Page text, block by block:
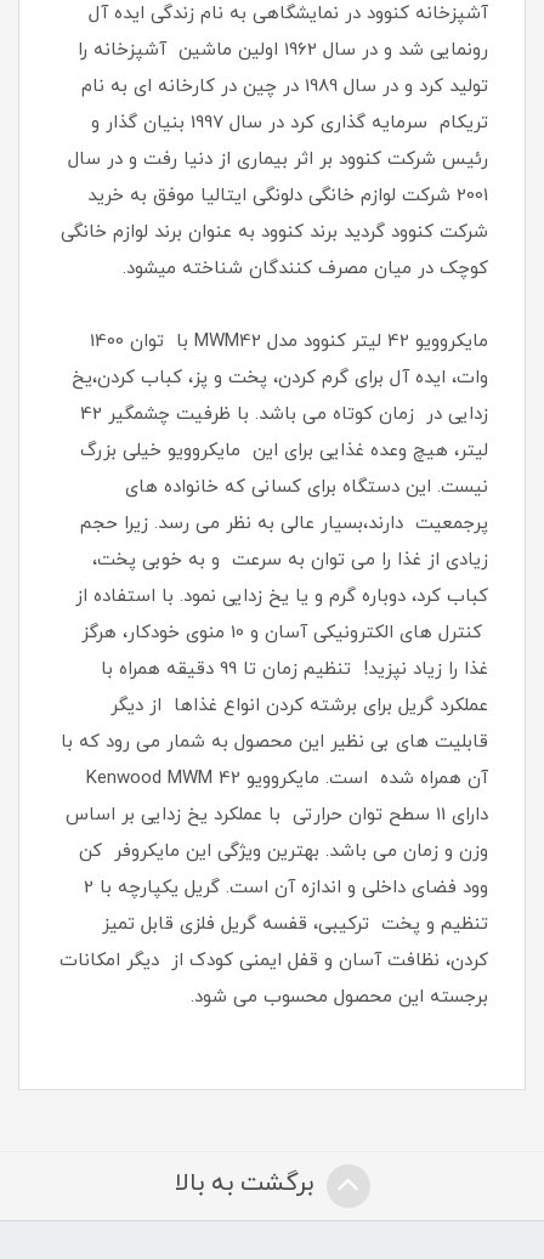
آشپزخانه کنوود در نمایشگاهی به نام زندگی ایده آل
رونمایی شد و در سال 1962 اولین ماشین آشپزخانه را
تولید کرد و در سال 1989 در چین در کارخانه ای به نام
تریکام سرمایه گذاری کرد در سال 1997 بنیان گذار و
رئیس شرکت کنوود بر اثر بیماری از دنیا رفت و در سال
2001 شرکت لوازم خانگی دلونگی ایتالیا موفق به خرید
شرکت کنوود گردید برند کنوود به عنوان برند لوازم خانگی
کوچک در میان مصرف کنندگان شناخته میشود.
مایکروویو 42 لیتر کنوود مدل MWM42 با توان 1400
وات، ایده آل برای گرم کردن، پخت و پز، کباب کردن،یخ
زدایی در زمان کوتاه می باشد. با ظرفیت چشمگیر 42
لیتر، هیچ وعده غذایی برای این مایکروویو خیلی بزرگ
نیست. این دستگاه برای کسانی که خانواده های
پرجمعیت دارند،بسیار عالی به نظر می رسد. زیرا حجم
زیادی از غذا را می توان به سرعت و به خوبی پخت،
کباب کرد، دوباره گرم و یا یخ زدایی نمود. با استفاده از
کنترل‌ های الکترونیکی آسان و 10 منوی خودکار، هرگز
غذا را زیاد نپزید! تنظیم زمان تا 99 دقیقه همراه با
عملکرد گریل برای برشته کردن انواع غذاها از دیگر
قابلیت های بی نظیر این محصول به شمار می رود که با
آن همراه شده است. مایکروویو Kenwood MWM 42
دارای 11 سطح توان حرارتی با عملکرد یخ زدایی بر اساس
وزن و زمان می باشد. بهترین ویژگی این مایکروفر کن
وود فضای داخلی و اندازه آن است. گریل یکپارچه با 2
تنظیم و پخت ترکیبی، قفسه گریل فلزی قابل تمیز
کردن، نظافت آسان و قفل ایمنی کودک از دیگر امکانات
برجسته این محصول محسوب می شود.
برگشت به بالا